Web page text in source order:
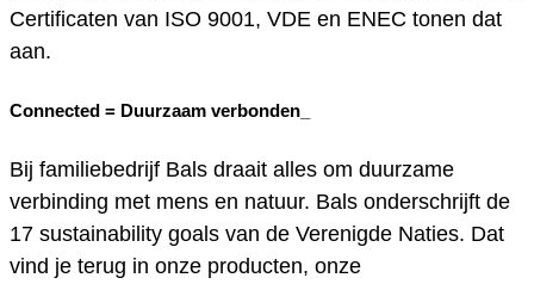
Certificaten van ISO 9001, VDE en ENEC tonen dat
aan.
Connected = Duurzaam verbonden_
Bij familiebedrijf Bals draait alles om duurzame
verbinding met mens en natuur. Bals onderschrijft de
17 sustainability goals van de Verenigde Naties. Dat
vind je terug in onze producten, onze